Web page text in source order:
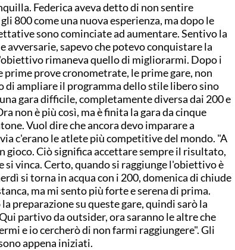
Federica aveva detto di non sentire
800 come una nuova esperienza, ma dopo le
sono cominciate ad aumentare. Sentivo la
avversarie, sapevo che potevo conquistare la
rimaneva quello di migliorarmi. Dopo i
prove cronometrate, le prime gare, non
di ampliare il programma dello stile libero sino
gara difficile, completamente diversa dai 200 e
non è più così, ma è finita la gara da cinque
Vuol dire che ancora devo imparare a
c'erano le atlete più competitive del mondo. "A
gioco. Ciò significa accettare sempre il risultato,
si vinca. Certo, quando si raggiunge l'obiettivo è
si torna in acqua con i 200, domenica di chiude
ma mi sento più forte e serena di prima.
preparazione su queste gare, quindi sarò la
partivo da outsider, ora saranno le altre che
e io cercherò di non farmi raggiungere". Gli
appena iniziati.